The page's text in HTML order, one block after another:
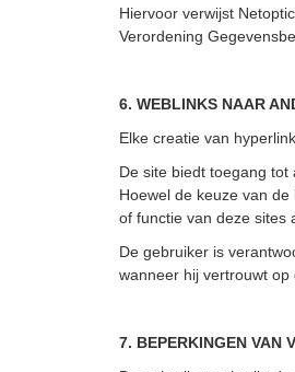
Hiervoor verwijst
Verordening
6. WEBLINKS NAAR
Elke creatie van
De site biedt toegang
Hoewel de keuze van
of functie van deze sites
De gebruiker is
wanneer hij vertrouwt op
7. BEPERKINGEN VAN